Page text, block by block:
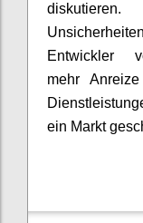
Entwickler
mehr
ein Markt